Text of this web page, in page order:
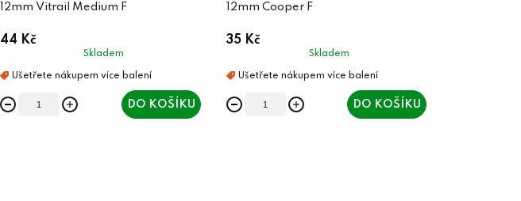
12mm Vitrail Medium F
44 Kč
Skladem
DO KOŠÍKU
12mm Cooper F
35 Kč
Skladem
DO KOŠÍKU